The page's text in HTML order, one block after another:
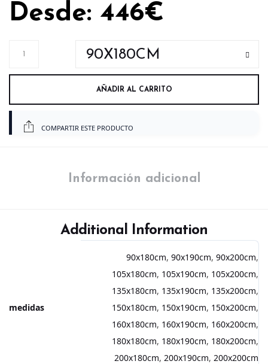
Desde: 446€
AÑADIR AL CARRITO
COMPARTIR ESTE PRODUCTO
Información adicional
Additional Information
medidas
90x180cm, 90x190cm, 90x200cm,
105x180cm, 105x190cm, 105x200cm,
135x180cm, 135x190cm, 135x200cm,
150x180cm, 150x190cm, 150x200cm,
160x180cm, 160x190cm, 160x200cm,
180x180cm, 180x190cm, 180x200cm,
200x180cm, 200x190cm, 200x200cm